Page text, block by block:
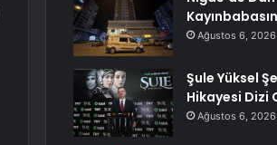
Ağustos 6, 2026
Şule Yüksel
Hikayesi Dizi
Ağustos 6, 2026